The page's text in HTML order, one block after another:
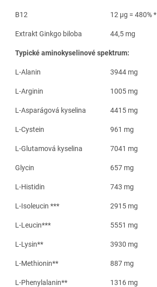
B12 12 μg = 480% *
Extrakt Ginkgo biloba 44,5 mg
Typické aminokyselinové spektrum:
L-Alanin 3944 mg
L-Arginin 1005 mg
L-Asparágová kyselina 4415 mg
L-Cystein 961 mg
L-Glutamová kyselina 7041 mg
Glycin 657 mg
L-Histidin 743 mg
L-Isoleucin *** 2915 mg
L-Leucin*** 5551 mg
L-Lysin** 3930 mg
L-Methionin** 887 mg
L-Phenylalanin** 1316 mg